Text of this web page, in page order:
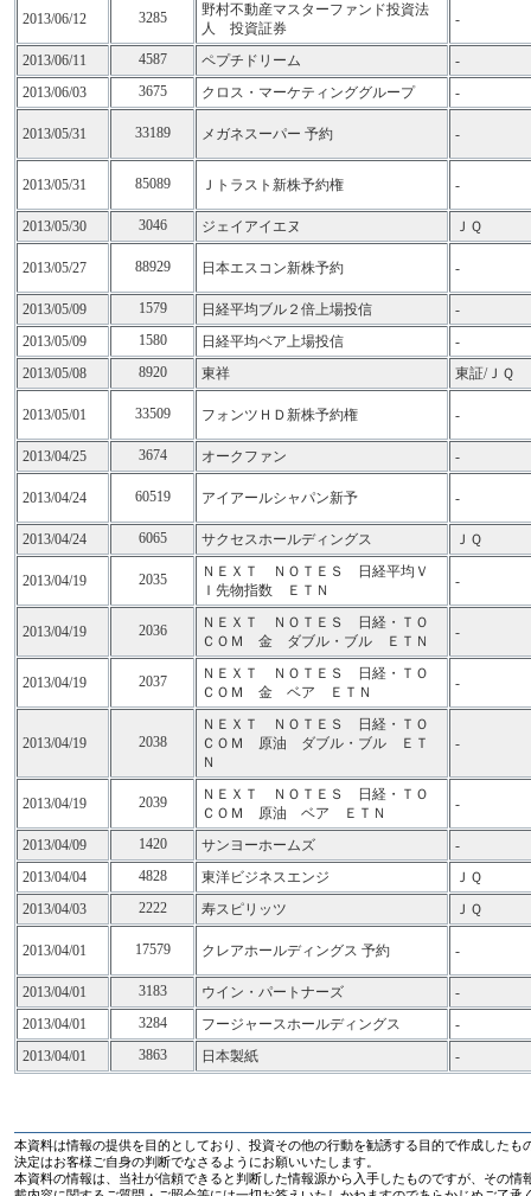
2013/06/12 3285
野村不動産マスターファンド投資法
人 投資証券
-
2013/06/11 4587 ペプチドリーム
-
2013/06/03
3675 クロス・マーケティンググループ -
2013/05/31 33189 メガネスーパー 予約 -
2013/05/31 85089 Ｊトラスト新株予約権 -
2013/05/30 3046 ジェイアイエヌ ＪＱ
2013/05/27 88929 日本エスコン新株予約 -
2013/05/09 1579 日経平均ブル２倍上場投信
-
2013/05/09
1580 日経平均ベア上場投信
-
2013/05/08
8920 東祥 東証/ＪＱ
2013/05/01 33509 フォンツＨＤ新株予約権 -
2013/04/25 3674 オークファン -
2013/04/24 60519 アイアールシャパン新予 -
2013/04/24 6065 サクセスホールディングス ＪＱ
2013/04/19 2035
ＮＥＸＴ ＮＯＴＥＳ 日経平均Ｖ
Ｉ先物指数 ＥＴＮ
-
2013/04/19 2036
ＮＥＸＴ ＮＯＴＥＳ 日経・ＴＯ
ＣＯＭ 金 ダブル・ブル ＥＴＮ
-
2013/04/19 2037
ＮＥＸＴ ＮＯＴＥＳ 日経・ＴＯ
ＣＯＭ 金 ベア ＥＴＮ
-
2013/04/19 2038
ＮＥＸＴ ＮＯＴＥＳ 日経・ＴＯ
ＣＯＭ 原油 ダブル・ブル ＥＴ
Ｎ
-
2013/04/19 2039
ＮＥＸＴ ＮＯＴＥＳ 日経・ＴＯ
ＣＯＭ 原油 ベア ＥＴＮ
-
2013/04/09 1420 サンヨーホームズ
-
2013/04/04
4828 東洋ビジネスエンジ
ＪＱ
2013/04/03
2222 寿スピリッツ ＪＱ
2013/04/01 17579 クレアホールディングス 予約 -
2013/04/01 3183 ウイン・パートナーズ
-
2013/04/01
3284 フージャースホールディングス
-
2013/04/01
3863 日本製紙 -
本資料は情報の提供を目的としており、投資その他の行動を勧誘する目的で作成した
決定はお客様ご自身の判断でなさるようにお願いいたします。
本資料の情報は、当社が信頼できると判断した情報源から入手したものですが、その